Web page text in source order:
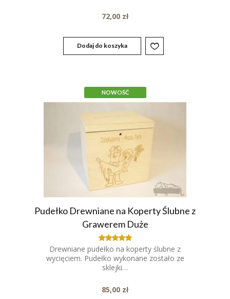
72,00 zł
Dodaj do koszyka
NOWOŚĆ
Pudełko Drewniane na Koperty Ślubne z
Grawerem Duże
Oceniony
5.00
na 5.
Drewniane pudełko na koperty ślubne z
wycięciem. Pudełko wykonane zostało ze
sklejki…
85,00 zł